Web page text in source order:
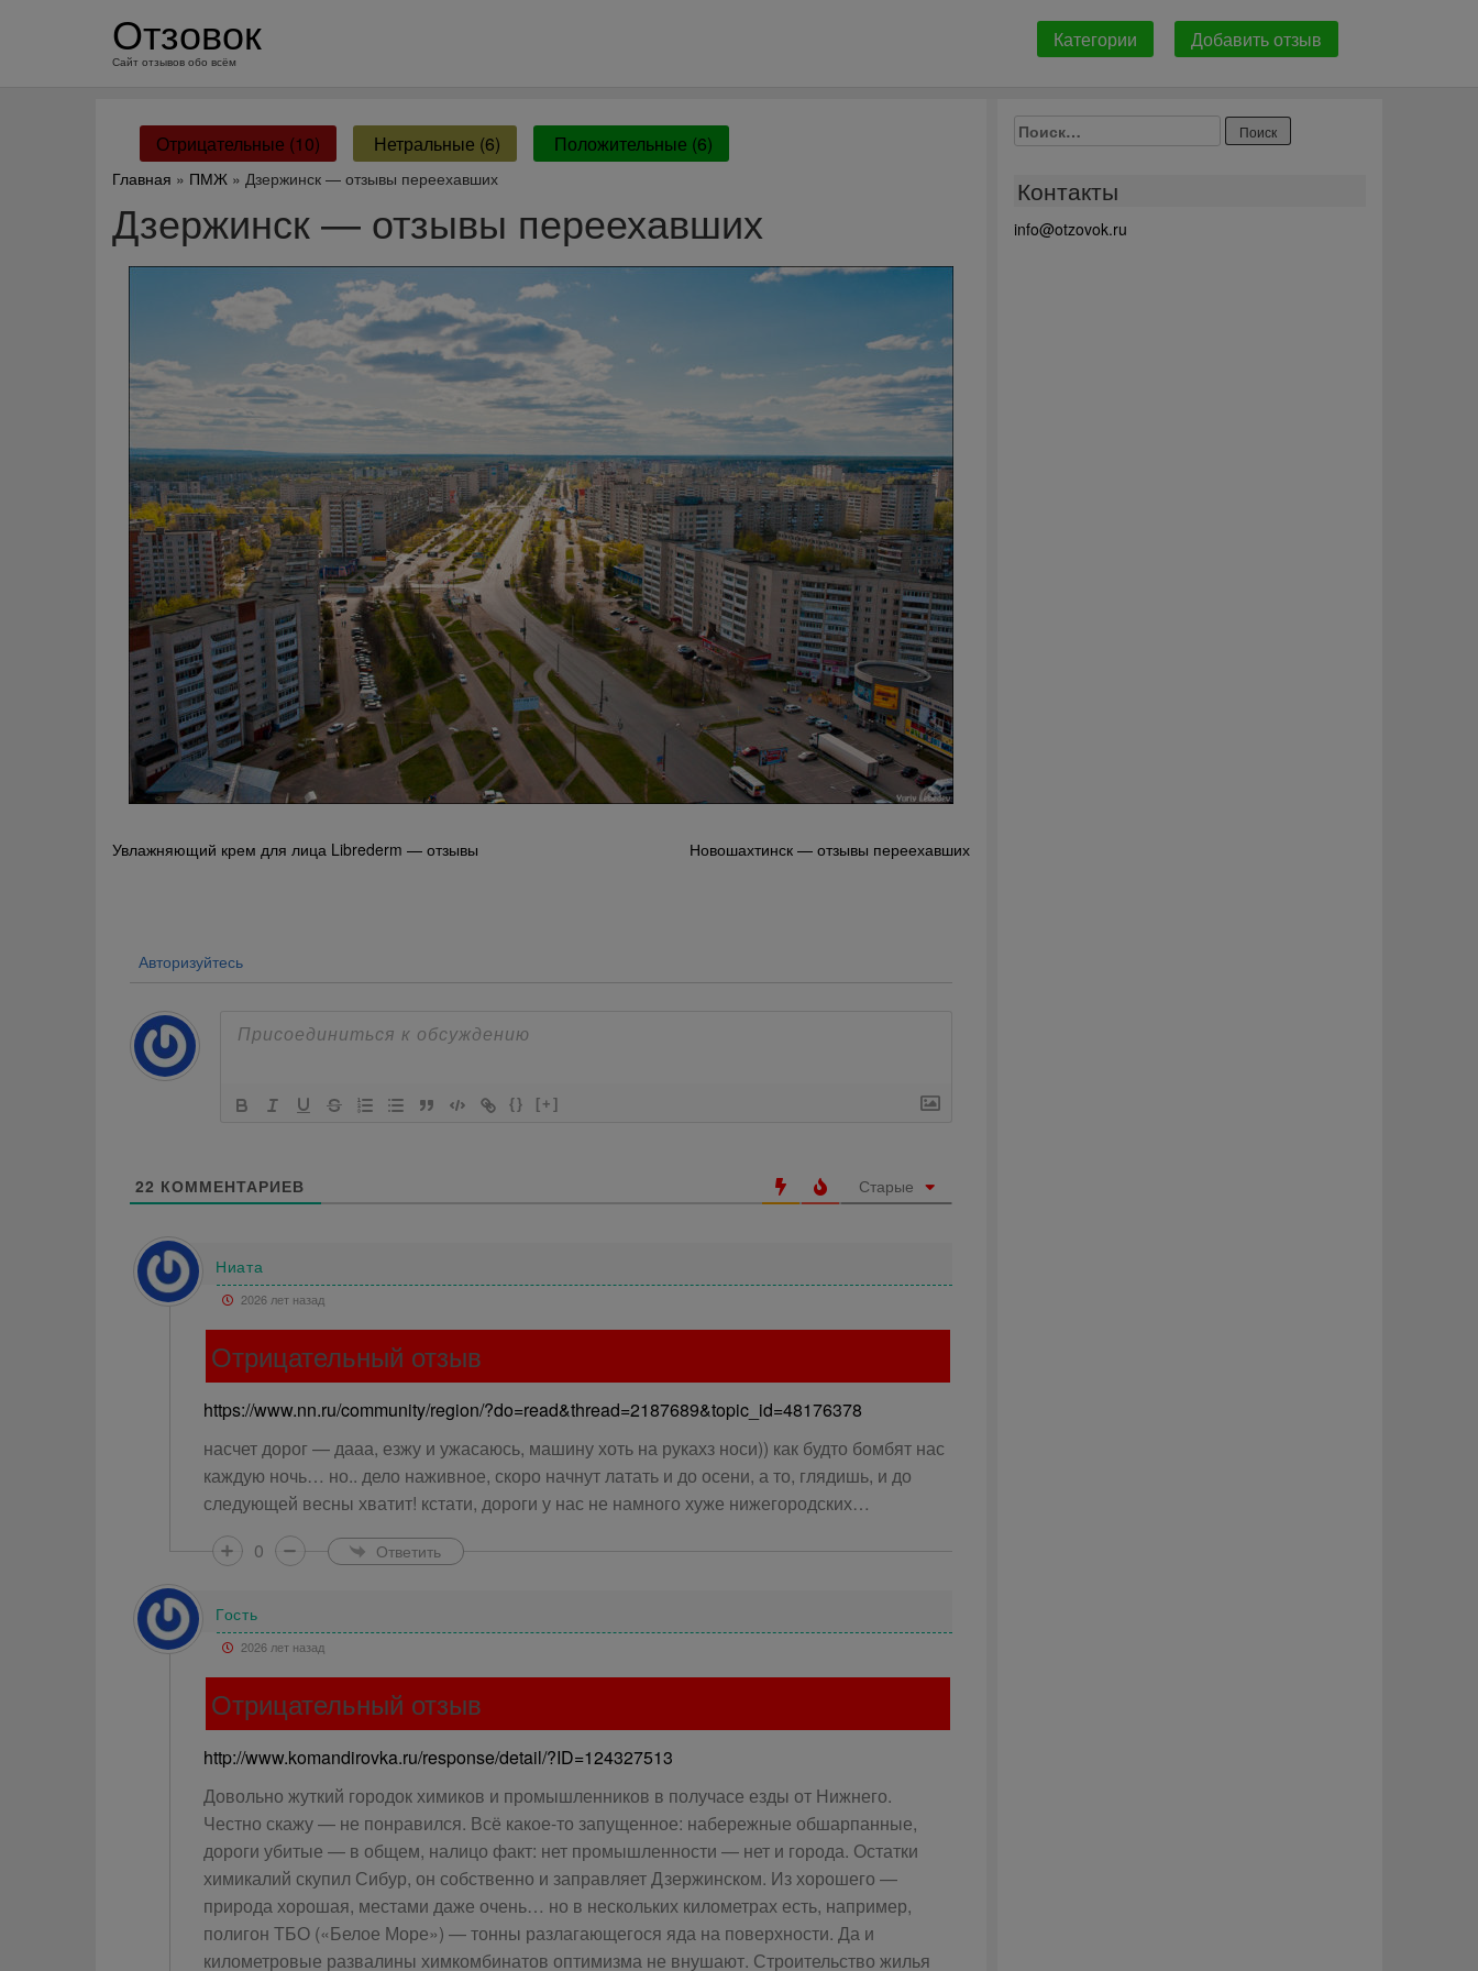
Отзовок
Сайт отзывов обо всём
Категории Добавить отзыв
Отрицательные (10) Нетральные (6) Положительные (6)
Главная » ПМЖ » Дзержинск — отзывы переехавших
Дзержинск — отзывы переехавших
Навигация
Увлажняющий крем для лица Librederm — отзывы Новошахтинск — отзывы переехавших
Авторизуйтесь
{} [+]
22 КОММЕНТАРИЕВ Старые
Ниата
2026 лет назад
Отрицательный отзыв
https://www.nn.ru/community/region/?do=read&thread=2187689&topic_id=48176378
насчет дорог — дааа, езжу и ужасаюсь, машину хоть на рукахз носи)) как будто бомбят нас
каждую ночь… но.. дело наживное, скоро начнут латать и до осени, а то, глядишь, и до
следующей весны хватит! кстати, дороги у нас не намного хуже нижегородских…
0
Ответить
Гость
2026 лет назад
Отрицательный отзыв
http://www.komandirovka.ru/response/detail/?ID=124327513
Довольно жуткий городок химиков и промышленников в получасе езды от Нижнего.
Честно скажу — не понравился. Всё какое-то запущенное: набережные обшарпанные,
дороги убитые — в общем, налицо факт: нет промышленности — нет и города. Остатки
химикалий скупил Сибур, он собственно и заправляет Дзержинском. Из хорошего —
природа хорошая, местами даже очень… но в нескольких километрах есть, например,
полигон ТБО («Белое Море») — тонны разлагающегося яда на поверхности. Да и
километровые развалины химкомбинатов оптимизма не внушают. Строительство жилья
Найти:
Контакты
info@otzovok.ru